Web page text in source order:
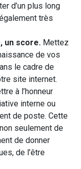
d’un plus long
très
un score. Mettez
de vos
le cadre de
site internet.
à l’honneur
interne ou
de poste. Cette
seulement de
de donner
de l’être